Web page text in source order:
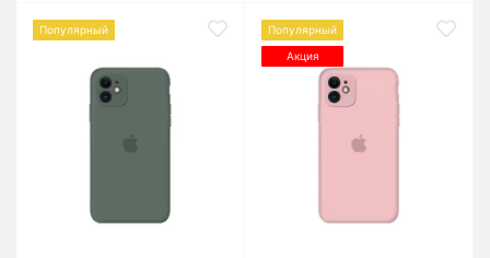
Популярный
Популярный
Акция